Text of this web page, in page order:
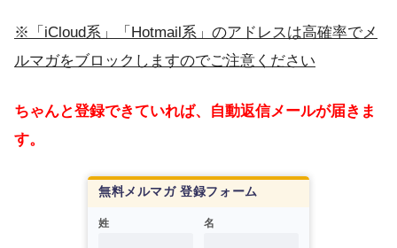
※「iCloud系」「Hotmail系」のアドレスは高確率でメ
ルマガをブロックしますのでご注意ください
ちゃんと登録できていれば、自動返信メールが届きま
す。
無料メルマガ 登録フォーム
姓 名